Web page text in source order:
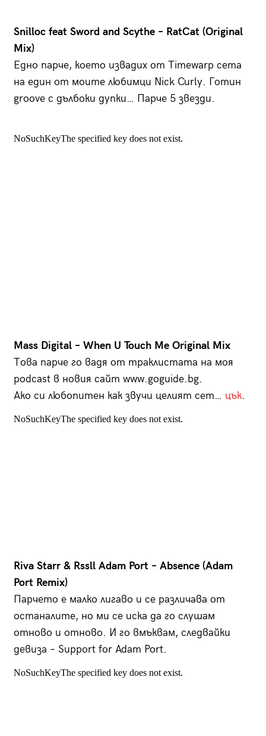
Snilloc feat Sword and Scythe – RatCat (Original
Mix)
Едно парче, което извадих от Timewarp сета
на един от моите любимци Nick Curly. Готин
groove с дълбоки дупки… Парче 5 звезди.
Mass Digital – When U Touch Me Оriginal Mix
Това парче го вадя от траклистата на моя
podcast в новия сайт www.goguide.bg.
Ако си любопитен как звучи целият сет… цък.
Riva Starr & Rssll Adam Port – Absence (Adam
Port Remix)
Парчето е малко лигаво и се различава от
останалите, но ми се иска да го слушам
отново и отново. И го вмъквам, следвайки
девиза – Support for Adam Port.